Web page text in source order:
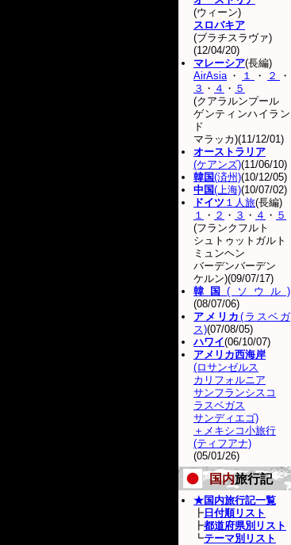
(ウィーン)
スロバキア
(ブラチスラヴァ)
(12/04/20)
マレーシア(長編)
AirAsia・ １ ・ ２
・
３ ・ ４ ・ ５
(クアラルンプール
ゲンティンハイラン
ド
マラッカ)(11/12/01)
オーストラリア
(ケアンズ)(11/06/10)
韓国(済州)(10/12/05)
中国(上海)(10/07/02)
ドイツ １人旅(長編)
１ ・ ２ ・ ３ ・ ４ ・ ５
(フランクフルト
シュトゥットガルト
ミュンヘン
バーデンバーデン
ケルン)(09/07/17)
韓国(ソウル)
(08/07/06)
アメリカ (ラスベガ
ス)(07/08/05)
ハワイ(06/10/07)
アメリカ西海岸
(ロサンゼルス
カリフォルニア
サンフランシスコ
ラスベガス
サンディエゴ)
＋メキシコ小旅行
(ティフアナ)
(05/01/26)
国内旅行記
★国内旅行記一覧
┣ 日付順リスト
┣都道府県別リスト
┗テーマ別リスト